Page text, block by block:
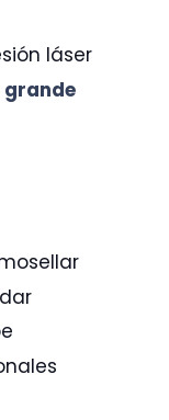
láser
grande